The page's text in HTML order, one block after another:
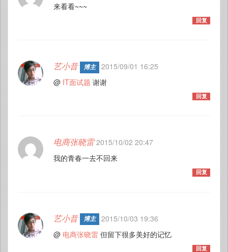
来看看~~~
回复
艺小昔 博主
2015/09/01 16:25
@ IT面试题 谢谢
回复
电商张晓雷 2015/10/02 20:47
我的青春一去不回来
回复
艺小昔 博主
2015/10/03 19:36
@ 电商张晓雷 但留下很多美好的记忆
回复